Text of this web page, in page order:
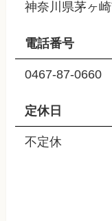
神奈川県茅ヶ
電話番号
0467-87-0660
定休日
不定休